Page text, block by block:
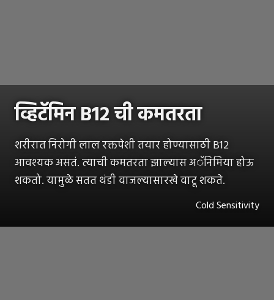
व्हिटॅमिन B12 ची कमतरता
शरीरात निरोगी लाल रक्तपेशी तयार होण्यासाठी B12
आवश्यक असतं. त्याची कमतरता झाल्यास अॅनिमिया होऊ
शकतो. यामुळे सतत थंडी वाजल्यासारखे वाटू शकते.
Cold Sensitivity